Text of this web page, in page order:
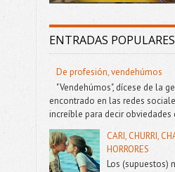
ENTRADAS POPULARES
De profesión, vendehúmos
"Vendehúmos", dícese de la
encontrado en las redes
increíble para decir obviedades
CARI, CHURRI,
HORRORES
Los (supuestos)